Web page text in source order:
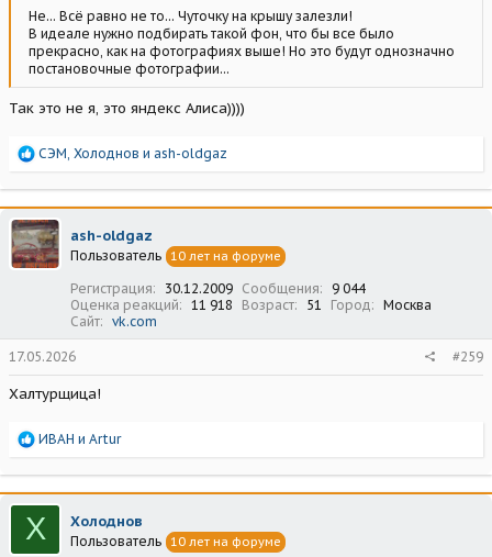
Не... Всё равно не то... Чуточку на крышу залезли!
В идеале нужно подбирать такой фон, что бы все было
прекрасно, как на фотографиях выше! Но это будут однозначно
постановочные фотографии...
Так это не я, это яндекс Алиса))))
Р
а
к
ц
и
и
СЭМ Холоднов и ash-oldgaz
ash-oldgaz
Пользователь 10 лет на форуме
Регистрация 30.12.2009 Сообщения
9 044
Оценка реакций
11 918 Возраст 51 Город
Москва
Сайт
vk.com
17.05.2026 #259
Халтурщица!
Р
а
к
ц
и
и
ИВАН и Artur
Х Холоднов
Пользователь 10 лет на форуме